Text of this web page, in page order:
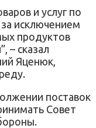
и услуг по
исключением
продуктов
– сказал
Яценюк,
поставок
Совет